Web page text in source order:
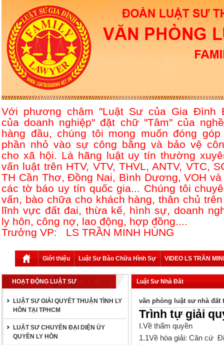
Với phương châm "Luật Sư của Gia Đình
của doanh nghiệp" đặt chữ "Tâm" của
hàng đầu, chúng tôi mong muốn đóng góp
phần nhỏ vào sự công bằng và bảo vệ
cho xã hội. Là hãng luật uy tín thường
vấn luật trên HTV, VTV, THVL, ANTV, VTC,
TH Cần Thơ, Đồng Nai, Bình Dương, VOH và
các tờ báo uy tín quốc gia... Chúng tôi
vấn, bào chữa cho khách hàng, thân chủ
lĩnh vực đất đai, thừa kế, hình sự, doanh
ly hôn, công nợ, lao động, hợp đồng....
Trưởng VP: LS TRẦN MINH HÙNG
Giới thiệu Luật Sư Bào Chữa Hình Sự VIDEO LS TRẦN
HOẠT ĐỘNG LUẬT SƯ
LUẬT SƯ GIẢI QUYẾT THUẬN TÌNH LY
HÔN TẠI TPHCM
LUẬT SƯ CHUYÊN ĐẠI DIỆN ỦY
QUYỀN LY HÔN
Luật Sư Nhà Đất
văn phòng luật sư nhà đất
Trình tự giải
I.Về thẩm quyền
1.1Về hòa giải: Căn cứ